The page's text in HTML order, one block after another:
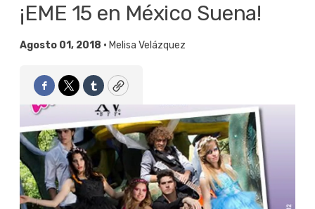
¡EME 15 en México Suena!
Agosto 01, 2018 • Melisa Velázquez
Facebook
TwitterTumblrCopy